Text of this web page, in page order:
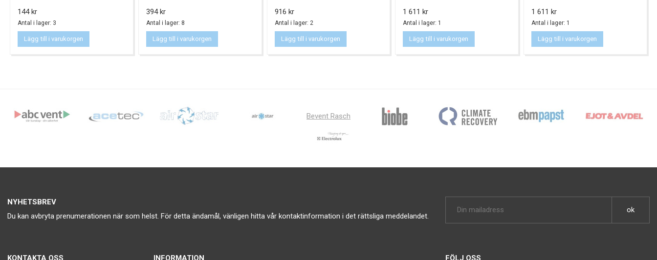
Pris
144 kr
Antal i lager: 3
Lägg till i varukorgen
Pris
394 kr
Antal i lager: 8
Lägg till i varukorgen
Pris
916 kr
Antal i lager: 2
Lägg till i varukorgen
Pris
1 611 kr
Antal i lager: 1
Lägg till i varukorgen
Pris
1 611 kr
Antal i lager: 1
Lägg till i varukorgen
Bevent Rasch
NYHETSBREV
Du kan avbryta prenumerationen när som helst. För detta ändamål, vänligen hitta vår kontaktinformation i det rättsliga meddelandet.
KONTAKTA OSS INFORMATION FÖLJ OSS